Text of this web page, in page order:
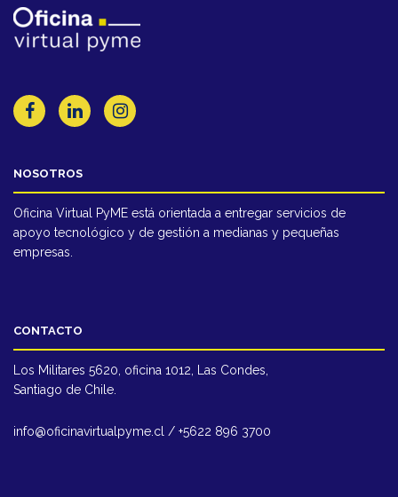
NOSOTROS
Oficina Virtual PyME está orientada a entregar servicios de
apoyo tecnológico y de gestión a medianas y pequeñas
empresas.
CONTACTO
Los Militares 5620, oficina 1012, Las Condes,
Santiago de Chile.
info@oficinavirtualpyme.cl / +5622 896 3700